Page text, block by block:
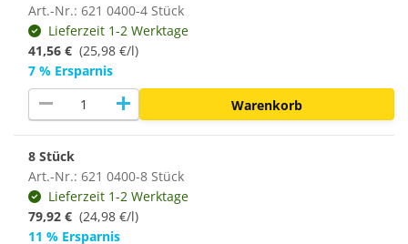
Art.-Nr.: 621 0400-4 Stück
Lieferzeit 1-2 Werktage
41,56 € (25,98 €/l)
7 % Ersparnis
remove add Warenkorb
8 Stück
Art.-Nr.: 621 0400-8 Stück
Lieferzeit 1-2 Werktage
79,92 € (24,98 €/l)
11 % Ersparnis